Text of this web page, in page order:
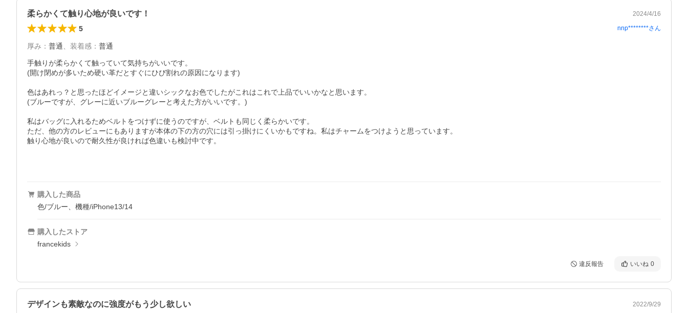
柔らかくて触り心地が良いです！ 2024/4/16
5 nnp********さん
厚み ： 普通 、 装着感 ： 普通
手触りが柔らかくて触っていて気持ちがいいです。
(開け閉めが多いため硬い革だとすぐにひび割れの原因になります)
色はあれっ？と思ったほどイメージと違いシックなお色でしたがこれはこれで上品でいいかなと思います。
(ブルーですが、グレーに近いブルーグレーと考えた方がいいです。)
私はバッグに入れるためベルトをつけずに使うのですが、ベルトも同じく柔らかいです。
ただ、他の方のレビューにもありますが本体の下の方の穴には引っ掛けにくいかもですね。私はチャームをつけようと思っています。
触り心地が良いので耐久性が良ければ色違いも検討中です。
購入した商品
色/ブルー、機種/iPhone13/14
購入したストア
francekids
違反報告 いいね 0
デザインも素敵なのに強度がもう少し欲しい 2022/9/29